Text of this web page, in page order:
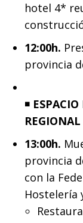
hotel 4*
12:00h.
provincia
◾️
13:00h.
provincia
con la
Hostelería